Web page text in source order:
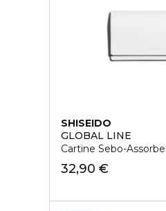
SHISEIDO
GLOBAL LINE
Cartine Sebo-
32,90 €